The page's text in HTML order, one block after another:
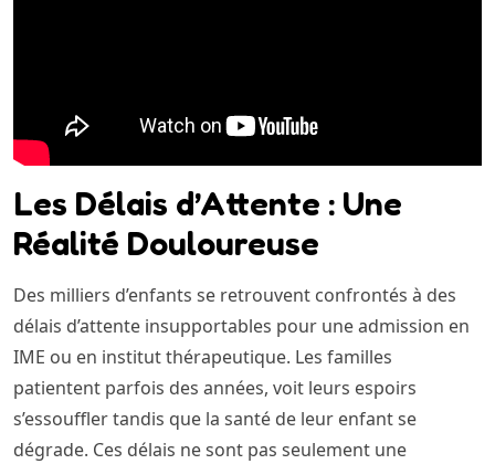
Les Délais d’Attente : Une
Réalité Douloureuse
Des milliers d’enfants se retrouvent confrontés à des
délais d’attente insupportables pour une admission en
IME ou en institut thérapeutique. Les familles
patientent parfois des années, voit leurs espoirs
s’essouffler tandis que la santé de leur enfant se
dégrade. Ces délais ne sont pas seulement une